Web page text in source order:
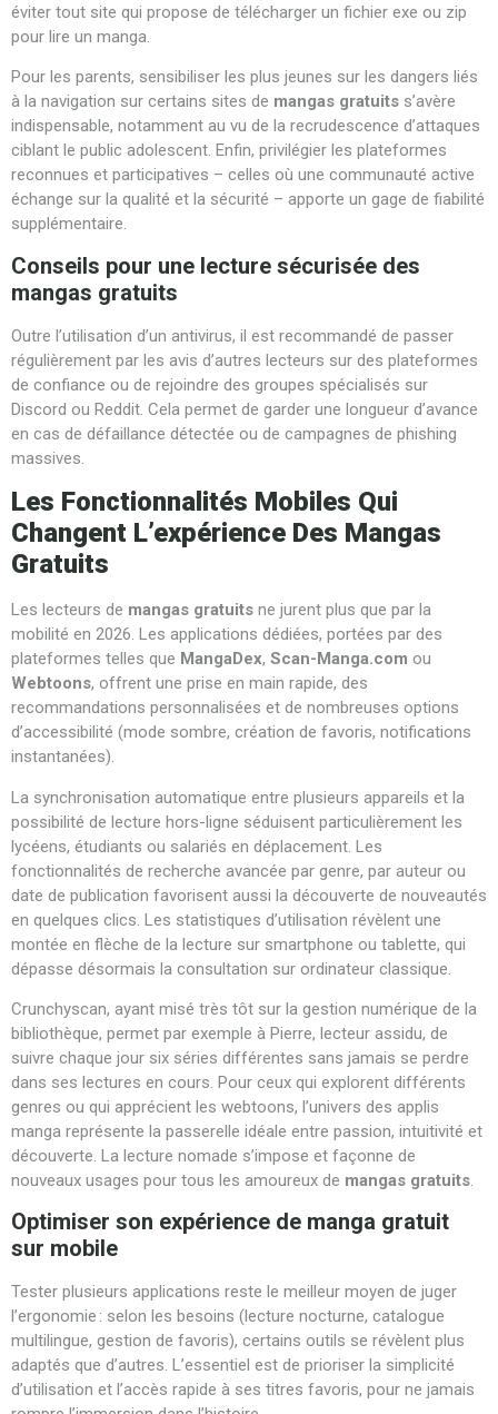
éviter tout site qui propose de télécharger un fichier exe ou zip
pour lire un manga.
Pour les parents, sensibiliser les plus jeunes sur les dangers liés
à la navigation sur certains sites de mangas gratuits s’avère
indispensable, notamment au vu de la recrudescence d’attaques
ciblant le public adolescent. Enfin, privilégier les plateformes
reconnues et participatives – celles où une communauté active
échange sur la qualité et la sécurité – apporte un gage de fiabilité
supplémentaire.
Conseils pour une lecture sécurisée des
mangas gratuits
Outre l’utilisation d’un antivirus, il est recommandé de passer
régulièrement par les avis d’autres lecteurs sur des plateformes
de confiance ou de rejoindre des groupes spécialisés sur
Discord ou Reddit. Cela permet de garder une longueur d’avance
en cas de défaillance détectée ou de campagnes de phishing
massives.
Les Fonctionnalités Mobiles Qui
Changent L’expérience Des Mangas
Gratuits
Les lecteurs de mangas gratuits ne jurent plus que par la
mobilité en 2026. Les applications dédiées, portées par des
plateformes telles que MangaDex, Scan-Manga.com ou
Webtoons, offrent une prise en main rapide, des
recommandations personnalisées et de nombreuses options
d’accessibilité (mode sombre, création de favoris, notifications
instantanées).
La synchronisation automatique entre plusieurs appareils et la
possibilité de lecture hors-ligne séduisent particulièrement les
lycéens, étudiants ou salariés en déplacement. Les
fonctionnalités de recherche avancée par genre, par auteur ou
date de publication favorisent aussi la découverte de nouveautés
en quelques clics. Les statistiques d’utilisation révèlent une
montée en flèche de la lecture sur smartphone ou tablette, qui
dépasse désormais la consultation sur ordinateur classique.
Crunchyscan, ayant misé très tôt sur la gestion numérique de la
bibliothèque, permet par exemple à Pierre, lecteur assidu, de
suivre chaque jour six séries différentes sans jamais se perdre
dans ses lectures en cours. Pour ceux qui explorent différents
genres ou qui apprécient les webtoons, l’univers des applis
manga représente la passerelle idéale entre passion, intuitivité et
découverte. La lecture nomade s’impose et façonne de
nouveaux usages pour tous les amoureux de mangas gratuits.
Optimiser son expérience de manga gratuit
sur mobile
Tester plusieurs applications reste le meilleur moyen de juger
l’ergonomie : selon les besoins (lecture nocturne, catalogue
multilingue, gestion de favoris), certains outils se révèlent plus
adaptés que d’autres. L’essentiel est de prioriser la simplicité
d’utilisation et l’accès rapide à ses titres favoris, pour ne jamais